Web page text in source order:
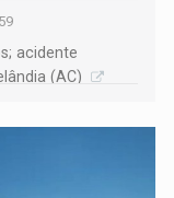
acidente
(AC)